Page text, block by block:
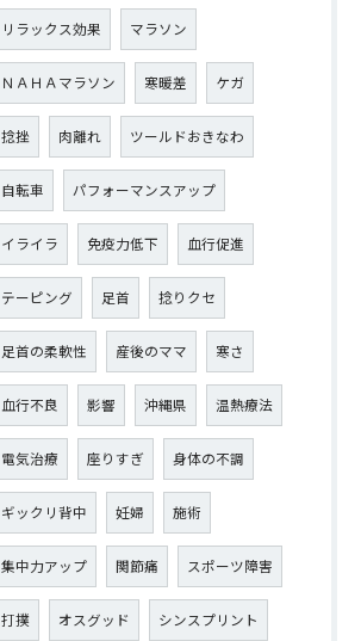
リラックス効果 マラソン
ＮＡＨＡマラソン 寒暖差 ケガ
捻挫 肉離れ ツールドおきなわ
自転車 パフォーマンスアップ
イライラ 免疫力低下 血行促進
テーピング 足首 捻りクセ
足首の柔軟性 産後のママ 寒さ
血行不良 影響 沖縄県 温熱療法
電気治療 座りすぎ 身体の不調
ギックリ背中 妊婦 施術
集中力アップ 関節痛 スポーツ障害
打撲 オスグッド シンスプリント